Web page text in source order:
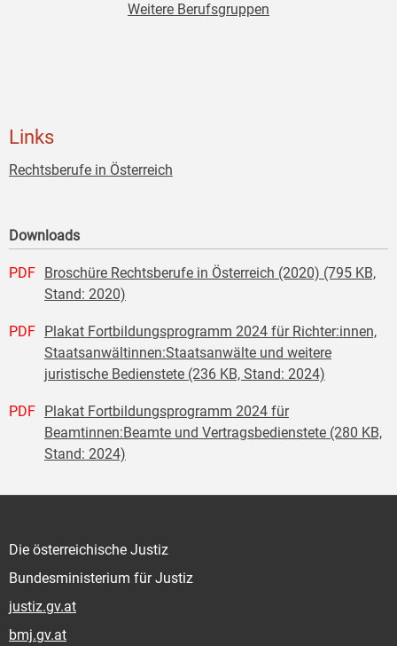
Weitere Berufsgruppen
Links
Rechtsberufe in Österreich
Downloads
PDF Broschüre Rechtsberufe in Österreich (2020) (795 KB,
Stand: 2020)
PDF Plakat Fortbildungsprogramm 2024 für Richter:innen,
Staatsanwältinnen:Staatsanwälte und weitere
juristische Bedienstete (236 KB, Stand: 2024)
PDF Plakat Fortbildungsprogramm 2024 für
Beamtinnen:Beamte und Vertragsbedienstete (280 KB,
Stand: 2024)
Die österreichische Justiz
Bundesministerium für Justiz
justiz.gv.at
bmj.gv.at